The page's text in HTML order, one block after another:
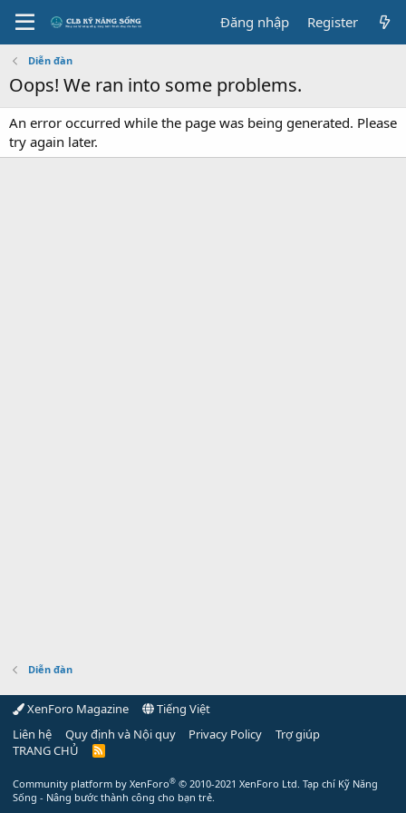
Đăng nhập Register
Diễn đàn
Oops! We ran into some problems.
An error occurred while the page was being generated. Please
try again later.
Diễn đàn
XenForo Magazine
Tiếng Việt
Liên hệ
Quy định và Nội quy Privacy Policy
Trợ giúp
TRANG CHỦ
R
Community platform by XenForo® © 2010-2021 XenForo Ltd. Tạp chí Kỹ Năng
Sống - Nâng bước thành công cho bạn trẻ.